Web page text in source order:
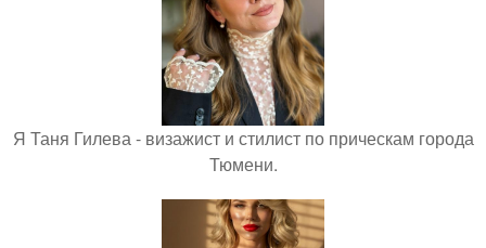
Я Таня Гилева - визажист и стилист по прическам города
Тюмени.